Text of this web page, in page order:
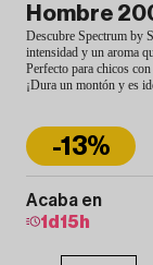
Hombre
Descubre Spectrum by
intensidad y un aroma
Perfecto para chicos
¡Dura un montón y es
-13%
Acaba en
1 d 15 h